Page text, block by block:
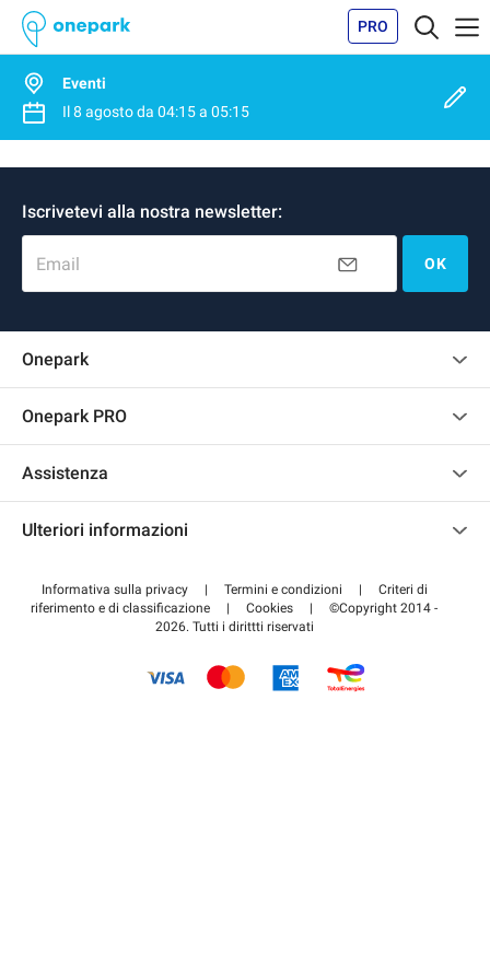
PRO
Eventi
Il8 agostoda 04:15a 05:15
Iscrivetevi alla nostra newsletter:
Email OK
Onepark
Onepark PRO
Accedi all'area partner
Assistenza
Pagare per il parcheggio FLOW
Ulteriori informazioni
Informativa sulla privacy | Termini e condizioni |
Criteri di
riferimento e di classificazione
| Cookies |
©Copyright 2014 -
2026. Tutti i dirittti riservati